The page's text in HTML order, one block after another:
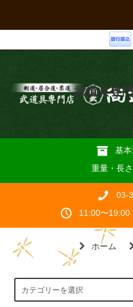
武道具専
基
重量・長
03-
11:00〜19:00
ホーム